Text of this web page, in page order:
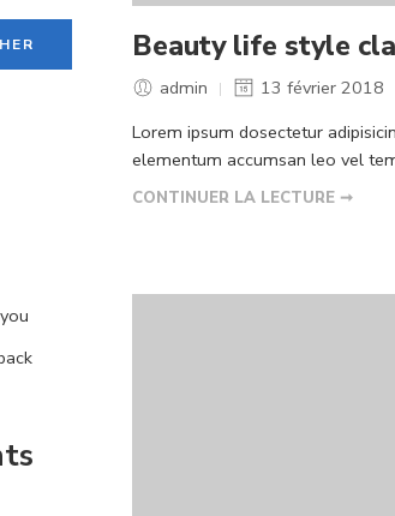
Beauty life style
admin
13 février 2018
Lorem ipsum dosectetur
elementum accumsan leo vel
CONTINUER LA LECTURE ➞